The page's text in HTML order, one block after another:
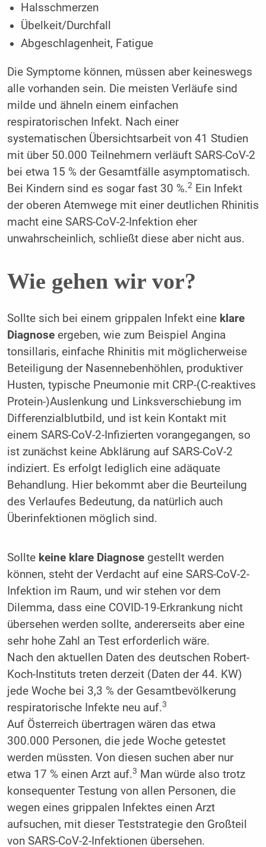
Halsschmerzen
Übelkeit/Durchfall
Abgeschlagenheit, Fatigue
Die Symptome können, müssen aber keineswegs
alle vorhanden sein. Die meisten Verläufe sind
milde und ähneln einem einfachen
respiratorischen Infekt. Nach einer
systematischen Übersichtsarbeit von 41 Studien
mit über 50.000 Teilnehmern verläuft SARS-CoV-2
bei etwa 15 % der Gesamtfälle asymptomatisch.
Bei Kindern sind es sogar fast 30 %.2Ein Infekt
der oberen Atemwege mit einer deutlichen Rhinitis
macht eine SARS-CoV-2-Infektion eher
unwahrscheinlich, schließt diese aber nicht aus.
Wie gehen wir vor?
Sollte sich bei einem grippalen Infekt eine klare
Diagnoseergeben, wie zum Beispiel Angina
tonsillaris, einfache Rhinitis mit möglicherweise
Beteiligung der Nasennebenhöhlen, produktiver
Husten, typische Pneumonie mit CRP-(C-reaktives
Protein-)Auslenkung und Linksverschiebung im
Differenzialblutbild, und ist kein Kontakt mit
einem SARS-CoV-2-Infizierten vorangegangen, so
ist zunächst keine Abklärung auf SARS-CoV-2
indiziert. Es erfolgt lediglich eine adäquate
Behandlung. Hier bekommt aber die Beurteilung
des Verlaufes Bedeutung, da natürlich auch
Überinfektionen möglich sind.
Sollte keine klare Diagnosegestellt werden
können, steht der Verdacht auf eine SARS-CoV-2-
Infektion im Raum, und wir stehen vor dem
Dilemma, dass eine COVID-19-Erkrankung nicht
übersehen werden sollte, andererseits aber eine
sehr hohe Zahl an Test erforderlich wäre.
Nach den aktuellen Daten des deutschen Robert-
Koch-Instituts treten derzeit (Daten der 44. KW)
jede Woche bei 3,3 % der Gesamtbevölkerung
respiratorische Infekte neu auf.3
Auf Österreich übertragen wären das etwa
300.000 Personen, die jede Woche getestet
werden müssten. Von diesen suchen aber nur
etwa 17 % einen Arzt auf.3 Man würde also trotz
konsequenter Testung von allen Personen, die
wegen eines grippalen Infektes einen Arzt
aufsuchen, mit dieser Teststrategie den Großteil
von SARS-CoV-2-Infektionen übersehen.